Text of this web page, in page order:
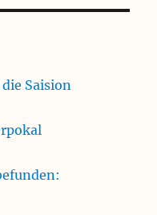
Saision